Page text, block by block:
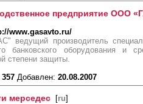
предприятие ООО
www.gasavto.ru/
ведущий производитель
банковского оборудования и
степени защиты.
357 Добавлен: 20.08.2007
мерседес [ru]